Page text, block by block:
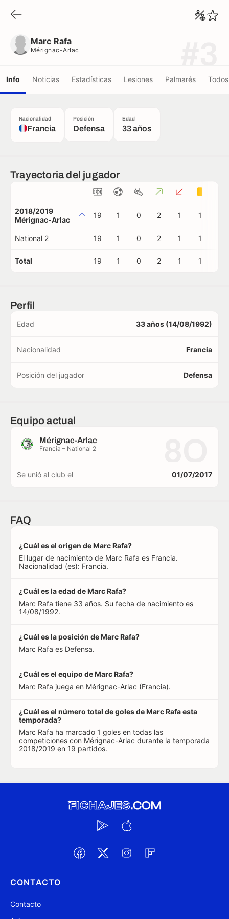
Marc Rafa
Mérignac-Arlac
Info Noticias Estadísticas Lesiones Palmarés
Nacionalidad
Francia
Posición
Defensa
Edad
33 años
Trayectoria del jugador
2018/2019
Mérignac-Arlac
19 1 0 2 1 1
National 2 19 1 0 2 1 1
Total 19 1 0 2 1 1
Perfil
Edad 33 años (14/08/1992)
Nacionalidad Francia
Posición del jugador Defensa
Equipo actual
Mérignac-Arlac
Francia – National 2
Se unió al club el 01/07/2017
FAQ
¿Cuál es el origen de Marc Rafa?
El lugar de nacimiento de Marc Rafa es Francia.
Nacionalidad (es): Francia.
¿Cuál es la edad de Marc Rafa?
Marc Rafa tiene 33 años. Su fecha de nacimiento es
14/08/1992.
¿Cuál es la posición de Marc Rafa?
Marc Rafa es Defensa.
¿Cuál es el equipo de Marc Rafa?
Marc Rafa juega en Mérignac-Arlac (Francia).
¿Cuál es el número total de goles de Marc Rafa esta
temporada?
Marc Rafa ha marcado 1 goles en todas las
competiciones con Mérignac-Arlac durante la temporada
2018/2019 en 19 partidos.
CONTACTO
Contacto